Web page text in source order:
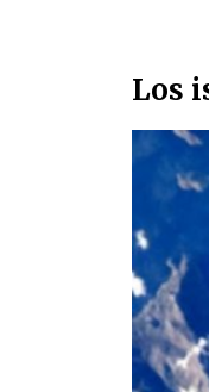
Los